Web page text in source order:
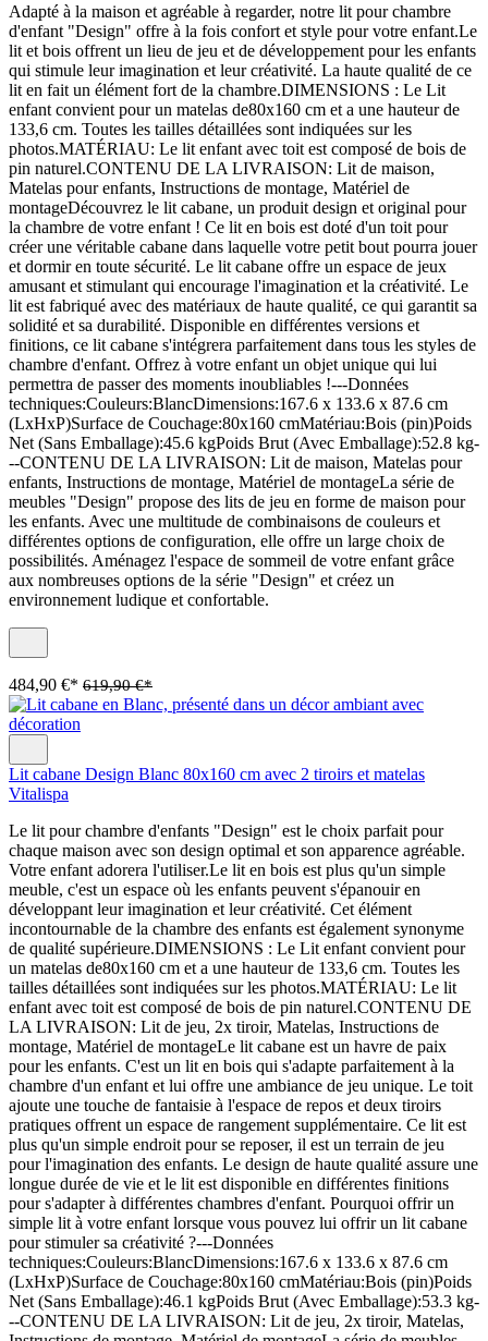
Adapté à la maison et agréable à regarder, notre lit pour chambre
d'enfant "Design" offre à la fois confort et style pour votre enfant.Le
lit et bois offrent un lieu de jeu et de développement pour les enfants
qui stimule leur imagination et leur créativité. La haute qualité de ce
lit en fait un élément fort de la chambre.DIMENSIONS : Le Lit
enfant convient pour un matelas de80x160 cm et a une hauteur de
133,6 cm. Toutes les tailles détaillées sont indiquées sur les
photos.MATÉRIAU: Le lit enfant avec toit est composé de bois de
pin naturel.CONTENU DE LA LIVRAISON: Lit de maison,
Matelas pour enfants, Instructions de montage, Matériel de
montageDécouvrez le lit cabane, un produit design et original pour
la chambre de votre enfant ! Ce lit en bois est doté d'un toit pour
créer une véritable cabane dans laquelle votre petit bout pourra jouer
et dormir en toute sécurité. Le lit cabane offre un espace de jeux
amusant et stimulant qui encourage l'imagination et la créativité. Le
lit est fabriqué avec des matériaux de haute qualité, ce qui garantit sa
solidité et sa durabilité. Disponible en différentes versions et
finitions, ce lit cabane s'intégrera parfaitement dans tous les styles de
chambre d'enfant. Offrez à votre enfant un objet unique qui lui
permettra de passer des moments inoubliables !---Données
techniques:Couleurs:BlancDimensions:167.6 x 133.6 x 87.6 cm
(LxHxP)Surface de Couchage:80x160 cmMatériau:Bois (pin)Poids
Net (Sans Emballage):45.6 kgPoids Brut (Avec Emballage):52.8 kg-
--CONTENU DE LA LIVRAISON: Lit de maison, Matelas pour
enfants, Instructions de montage, Matériel de montageLa série de
meubles "Design" propose des lits de jeu en forme de maison pour
les enfants. Avec une multitude de combinaisons de couleurs et
différentes options de configuration, elle offre un large choix de
possibilités. Aménagez l'espace de sommeil de votre enfant grâce
aux nombreuses options de la série "Design" et créez un
environnement ludique et confortable.
484,90 €* 619,90 €*
Lit cabane Design Blanc 80x160 cm avec 2 tiroirs et matelas
Vitalispa
Le lit pour chambre d'enfants "Design" est le choix parfait pour
chaque maison avec son design optimal et son apparence agréable.
Votre enfant adorera l'utiliser.Le lit en bois est plus qu'un simple
meuble, c'est un espace où les enfants peuvent s'épanouir en
développant leur imagination et leur créativité. Cet élément
incontournable de la chambre des enfants est également synonyme
de qualité supérieure.DIMENSIONS : Le Lit enfant convient pour
un matelas de80x160 cm et a une hauteur de 133,6 cm. Toutes les
tailles détaillées sont indiquées sur les photos.MATÉRIAU: Le lit
enfant avec toit est composé de bois de pin naturel.CONTENU DE
LA LIVRAISON: Lit de jeu, 2x tiroir, Matelas, Instructions de
montage, Matériel de montageLe lit cabane est un havre de paix
pour les enfants. C'est un lit en bois qui s'adapte parfaitement à la
chambre d'un enfant et lui offre une ambiance de jeu unique. Le toit
ajoute une touche de fantaisie à l'espace de repos et deux tiroirs
pratiques offrent un espace de rangement supplémentaire. Ce lit est
plus qu'un simple endroit pour se reposer, il est un terrain de jeu
pour l'imagination des enfants. Le design de haute qualité assure une
longue durée de vie et le lit est disponible en différentes finitions
pour s'adapter à différentes chambres d'enfant. Pourquoi offrir un
simple lit à votre enfant lorsque vous pouvez lui offrir un lit cabane
pour stimuler sa créativité ?---Données
techniques:Couleurs:BlancDimensions:167.6 x 133.6 x 87.6 cm
(LxHxP)Surface de Couchage:80x160 cmMatériau:Bois (pin)Poids
Net (Sans Emballage):46.1 kgPoids Brut (Avec Emballage):53.3 kg-
--CONTENU DE LA LIVRAISON: Lit de jeu, 2x tiroir, Matelas,